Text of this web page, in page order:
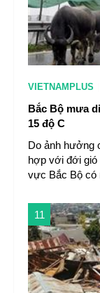
VIETNAMPLUS
Bắc Bộ mưa
15 độ C
Do ảnh hưởng
hợp với đới gió
vực Bắc Bộ có
11